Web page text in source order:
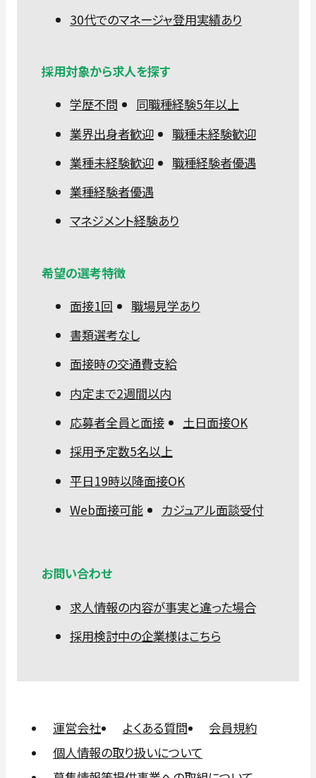
30代でのマネージャ登用実績あり
採用対象から求人を探す
学歴不問
同職種経験5年以上
業界出身者歓迎
職種未経験歓迎
業種未経験歓迎
職種経験者優遇
業種経験者優遇
マネジメント経験あり
希望の選考特徴
面接1回
職場見学あり
書類選考なし
面接時の交通費支給
内定まで2週間以内
応募者全員と面接
土日面接OK
採用予定数5名以上
平日19時以降面接OK
Web面接可能
カジュアル面談受付
お問い合わせ
求人情報の内容が事実と違った場合
採用検討中の企業様はこちら
運営会社 よくある質問
会員規約
個人情報の取り扱いについて